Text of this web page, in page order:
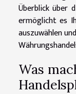
Überblick über
ermöglicht es
auszuwählen
Was